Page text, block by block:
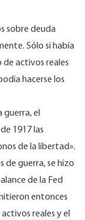
sobre deuda
Sólo si había
de activos reales
hacerse los
el
1917 las
de la libertad».
de guerra, se hizo
de la Fed
entonces
reales y el